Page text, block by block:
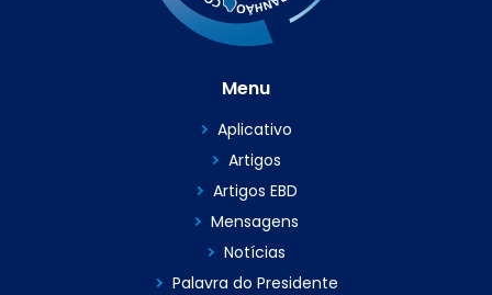
Menu
Aplicativo
Artigos
Artigos EBD
Mensagens
Notícias
Palavra do Presidente